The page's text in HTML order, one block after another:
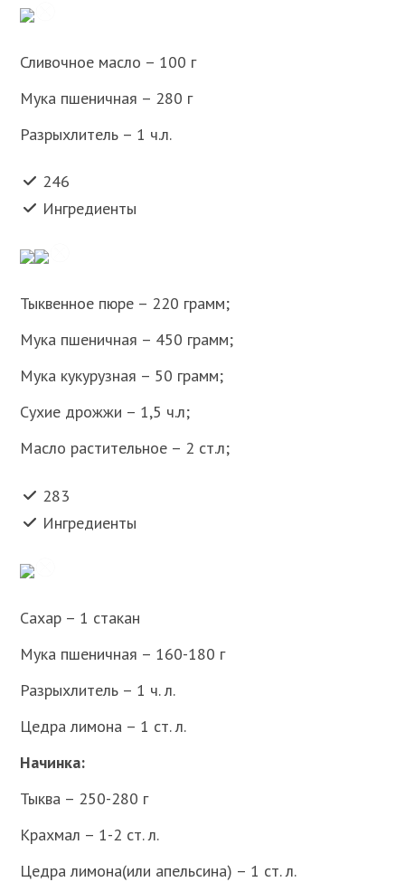
Сливочное масло – 100 г
Мука пшеничная – 280 г
Разрыхлитель – 1 ч.л.
246
Ингредиенты
Тыквенное пюре – 220 грамм;
Мука пшеничная – 450 грамм;
Мука кукурузная – 50 грамм;
Сухие дрожжи – 1,5 ч.л;
Масло растительное – 2 ст.л;
283
Ингредиенты
Сахар – 1 стакан
Мука пшеничная – 160-180 г
Разрыхлитель – 1 ч. л.
Цедра лимона – 1 ст. л.
Начинка:
Тыква – 250-280 г
Крахмал – 1-2 ст. л.
Цедра лимона(или апельсина) – 1 ст. л.